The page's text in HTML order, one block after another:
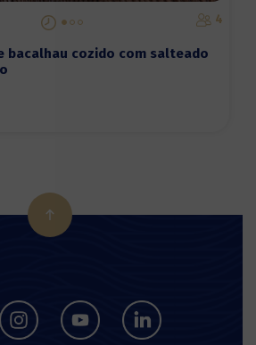
4
bacalhau cozido com salteado